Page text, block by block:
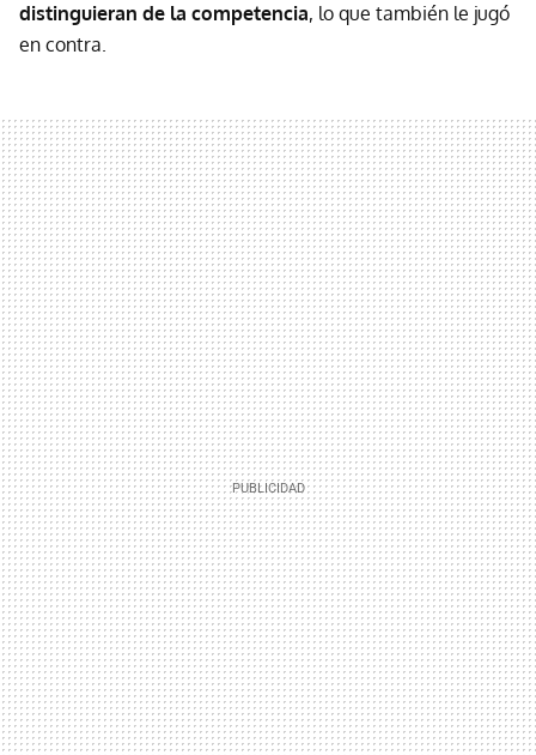
distinguieran de la competencia, lo que también le jugó
en contra.